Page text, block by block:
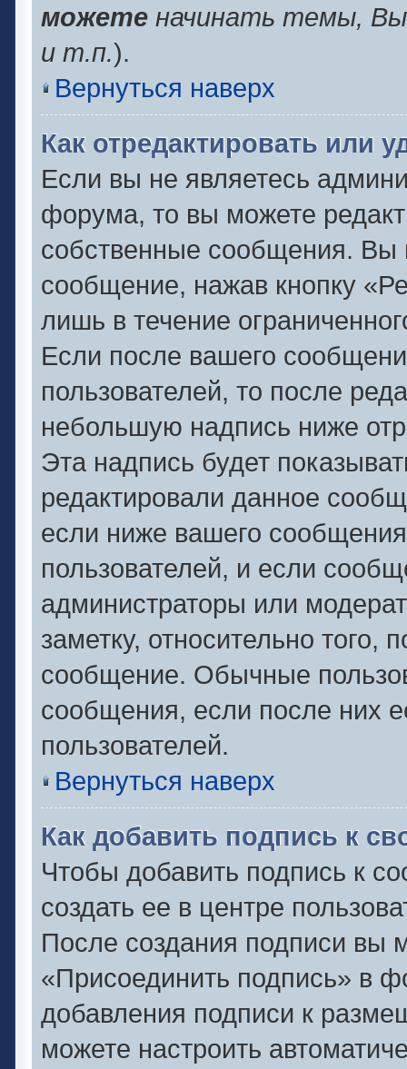
можете начинать темы,
и т.п.).
Вернуться наверх
Как отредактировать или
Если вы не являетесь
форума, то вы можете
собственные сообщения. Вы
сообщение, нажав кнопку
лишь в течение
Если после вашего
пользователей, то после
небольшую надпись ниже
Эта надпись будет
редактировали данное
если ниже вашего
пользователей, и если
администраторы или
заметку, относительно
сообщение. Обычные
сообщения, если после них
пользователей.
Вернуться наверх
Как добавить подпись к
Чтобы добавить подпись к
создать ее в центре
После создания подписи вы
«Присоединить подпись» в
добавления подписи к
можете настроить